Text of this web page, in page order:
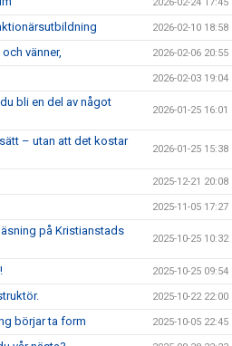
2026-02-10 18:58
vänner, 2026-02-06 20:55
2026-02-03 19:04
bli en del av något
2026-01-25 16:01
– utan att det kostar
2026-01-25 15:38
2025-12-21 20:08
2025-11-05 17:27
på Kristianstads
2025-10-25 10:32
2025-10-25 09:54
2025-10-22 22:00
börjar ta form 2025-10-05 22:45